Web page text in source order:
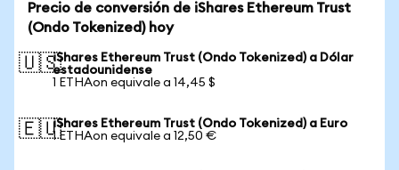
Precio de conversión de iShares Ethereum Trust
(Ondo Tokenized) hoy
🇺🇸iShares Ethereum Trust (Ondo Tokenized) a Dólar
estadounidense
1 ETHAon equivale a 14,45 $
🇪🇺iShares Ethereum Trust (Ondo Tokenized) a Euro
1 ETHAon equivale a 12,50 €